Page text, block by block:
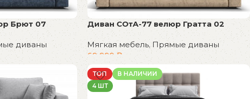
Брют 07
диваны
Диван СОтА-77 велюр Гратта 02
Мягкая мебель,Прямые диваны
69 999₽
В корзину
ТОП
В НАЛИЧИИ
4 ШТ